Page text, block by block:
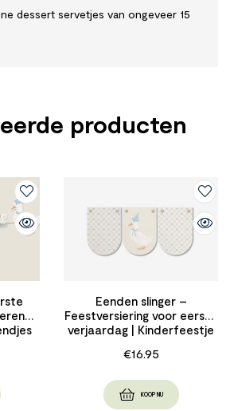
dessert servetjes van ongeveer 15
producten
Eenden slinger –
Feestversiering voor eerste
verjaardag | Kinderfeestje
€16.95
KOOP NU